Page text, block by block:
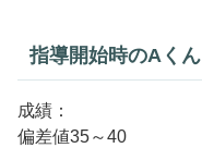
指導開始時のAくん
成績：
偏差値35～40